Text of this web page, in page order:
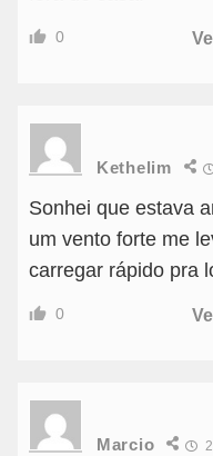
0
Kethelim
Sonhei que estava
um vento forte me
carregar rápido pra
0
Marcio